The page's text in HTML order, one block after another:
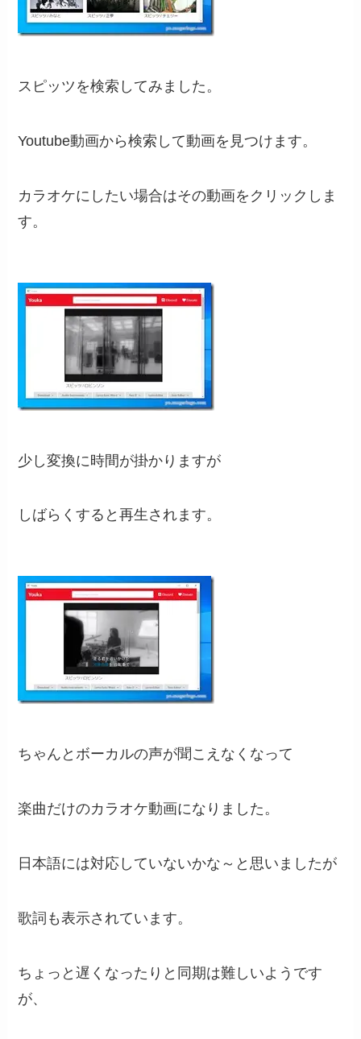
スピッツを検索してみました。
Youtube動画から検索して動画を見つけます。
カラオケにしたい場合はその動画をクリックしま
す。
少し変換に時間が掛かりますが
しばらくすると再生されます。
ちゃんとボーカルの声が聞こえなくなって
楽曲だけのカラオケ動画になりました。
日本語には対応していないかな～と思いましたが
歌詞も表示されています。
ちょっと遅くなったりと同期は難しいようです
が、